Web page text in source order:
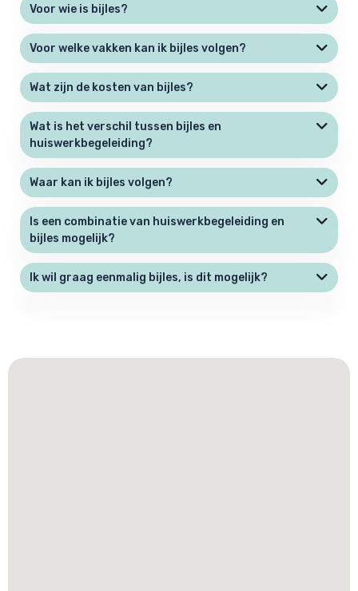
Voor wie is bijles?
Voor welke vakken kan ik bijles volgen?
Wat zijn de kosten van bijles?
Wat is het verschil tussen bijles en
huiswerkbegeleiding?
Waar kan ik bijles volgen?
Is een combinatie van huiswerkbegeleiding en
bijles mogelijk?
Ik wil graag eenmalig bijles, is dit mogelijk?